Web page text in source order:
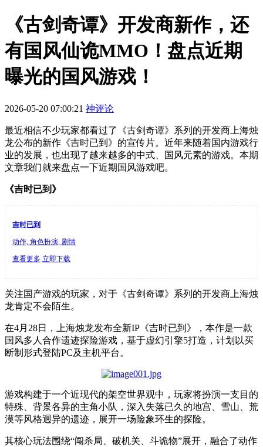
《古剑奇谭》开发商新作，还
有国风仙诡MMO！盘点近期
曝光的国风游戏！
2026-05-20 07:00:21 神评论
最近相信不少玩家都看过了《古剑奇谭》系列的开发商上海烛
龙公布的新作《吉时已到》的宣传片。近年来随着国内游戏行
业的发展，也出现了越来越多的中式、国风元素的游戏。本期
文章我们就来盘点一下近期国风游戏吧。
《吉时已到》
吉时已到
动作, 角色扮演, 剧情
查看更多 立即下载
关注国产游戏的玩家，对于《古剑奇谭》系列的开发商上海烛
龙肯定不会陌生。
在4月 28日，上海烛龙发布全新IP 《吉时已到》，本作是一款
国风多人合作遗迹探险游戏，基于虚幻引擎5打造，计划以买
断制形式登陆PC及主机平台。
游戏构建于一个近现代的架空世界观中，玩家将扮演一支目的
特殊、背景各异的主角小队，深入失落已久的地宫、雪山、荒
漠等风格迥异的遗迹，展开一场险象环生的探险。
其核心玩法围绕“闯杀局、破机关、斗诡物”展开，融合了动作